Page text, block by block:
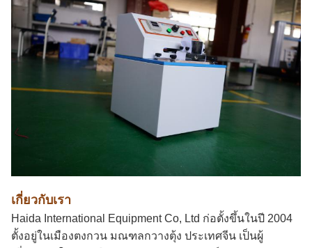
เกี่ยวกับเรา
Haida International Equipment Co, Ltd ก่อตั้งขึ้นในปี 2004
ตั้งอยู่ในเมืองตงกวน มณฑลกวางตุ้ง ประเทศจีน เป็นผู้